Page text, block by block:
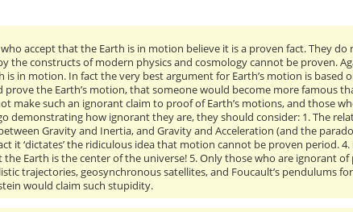
accept that the Earth is in motion believe it is a proven fact. They
the constructs of modern physics and cosmology cannot be proven.
is in motion. In fact the very best argument for Earth’s motion is based
prove the Earth’s motion, that someone would become more famous
make such an ignorant claim to proof of Earth’s motions, and those
demonstrating how ignorant they are, they should consider: 1. The
Gravity and Inertia, and Gravity and Acceleration (and the
it ‘dictates’ the ridiculous idea that motion cannot be proven period.
Earth is the center of the universe! 5. Only those who are ignorant
trajectories, geosynchronous satellites, and Foucault’s pendulums
would claim such stupidity.